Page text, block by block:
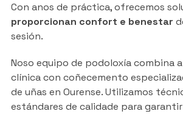
Con anos de práctica, ofrecemos
proporcionan confort e benestar
sesión.
Noso equipo de podoloxía combina
clínica con coñecemento
de uñas en Ourense. Utilizamos
estándares de calidade para